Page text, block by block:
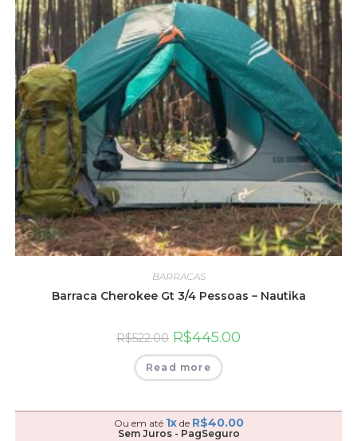
BARRACAS
Barraca Cherokee Gt 3/4 Pessoas – Nautika
R$522.00 R$445.00
Read more
Ou em até 1xde R$40.00
Sem Juros - PagSeguro